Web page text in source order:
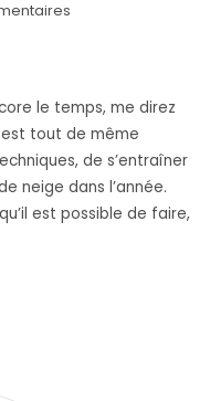
le temps, me direz
est tout de même
de s’entraîner
neige dans l’année.
est possible de faire,